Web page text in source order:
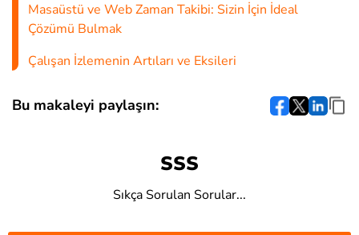
Masaüstü ve Web Zaman Takibi: Sizin İçin İdeal
Çözümü Bulmak
Çalışan İzlemenin Artıları ve Eksileri
Bu makaleyi paylaşın:
SSS
Sıkça Sorulan Sorular...